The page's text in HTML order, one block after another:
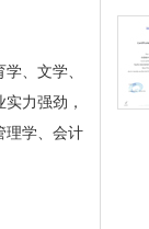
、文学、
力强劲，
理学、会计